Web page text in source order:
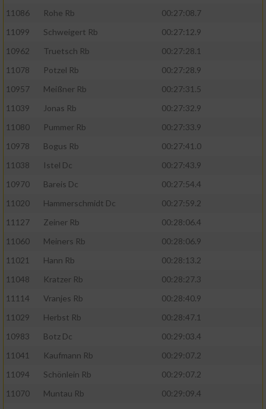
11086
Rohe Rb
00:27:08.7
11099
Schweigert Rb
00:27:12.9
10962
Truetsch Rb
00:27:28.1
11078
Potzel Rb
00:27:28.9
10957
Meißner Rb
00:27:31.5
11039
Jonas Rb
00:27:32.9
11080
Pummer Rb
00:27:33.9
10978
Bogus Rb
00:27:41.0
11038
Istel Dc
00:27:43.9
10970
Bareis Dc
00:27:54.4
11020
Hammerschmidt Dc
00:27:59.2
11127
Zeiner Rb
00:28:06.4
11060
Meiners Rb
00:28:06.9
11021
Hann Rb
00:28:13.2
11048
Kratzer Rb
00:28:27.3
11114
Vranjes Rb
00:28:40.9
11029
Herbst Rb
00:28:47.1
10983
Botz Dc
00:29:03.4
11041
Kaufmann Rb
00:29:07.2
11094
Schönlein Rb
00:29:07.2
11070
Muntau Rb
00:29:09.4